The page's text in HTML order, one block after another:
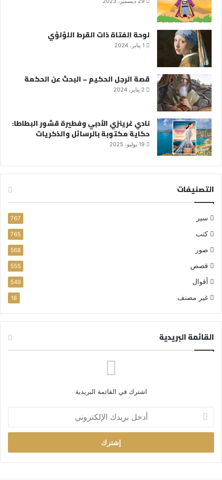
لوحة الفتاة ذات القرط اللؤلؤي
1 يناير، 2024
قصة الرجل الحكيم – البحث عن الحكمة
2 يناير، 2024
نادي غرينزي الأدبي وفطيرة قشور البطاطا:
حكاية مكتوبة بالرسائل والذكريات
19 يوليو، 2025
التصنيفات
سير 767
كتب 765
صور 568
قصص 555
أقوال 549
غير مصنف 18
القائمة البريدية
اشترك في القائمة البريدية
خ
ب
ر